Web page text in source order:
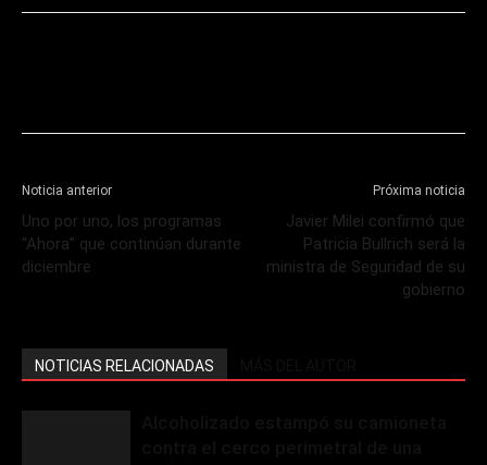
Noticia anterior
Uno por uno, los programas
“Ahora” que continúan durante
diciembre
Próxima noticia
Javier Milei confirmó que
Patricia Bullrich será la
ministra de Seguridad de su
gobierno
NOTICIAS RELACIONADAS